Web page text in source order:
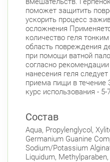
поможет защитить
ускорить процесс
осложнения
количество геля
область повреждения
при помощи ватной
согласно
нанесения геля
приема пищи в
курс использования - 5-
Состав
Aqua, Propylenglycol,
Germanium Guanine
Sodium/Potassium
Liquidum,